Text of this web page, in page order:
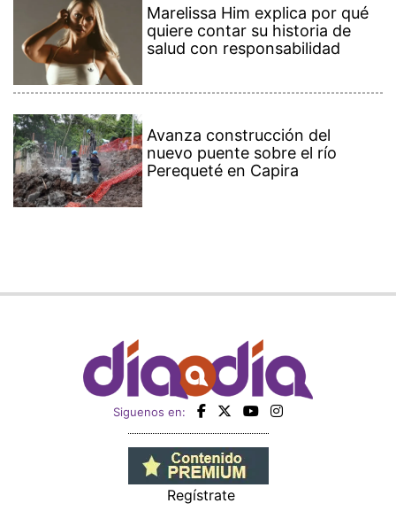
Marelissa Him explica por qué
quiere contar su historia de
salud con responsabilidad
Avanza construcción del
nuevo puente sobre el río
Perequeté en Capira
Siguenos en:
Regístrate